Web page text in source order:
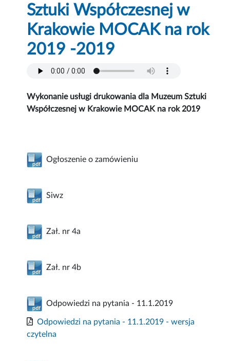
Sztuki Współczesnej w
Krakowie MOCAK na rok
2019 -2019
Wykonanie usługi drukowania dla Muzeum Sztuki
Współczesnej w Krakowie MOCAK na rok 2019
Ogłoszenie o zamówieniu
Siwz
Zał. nr 4a
Zał. nr 4b
Odpowiedzi na pytania - 11.1.2019
Odpowiedzi na pytania - 11.1.2019 - wersja
czytelna